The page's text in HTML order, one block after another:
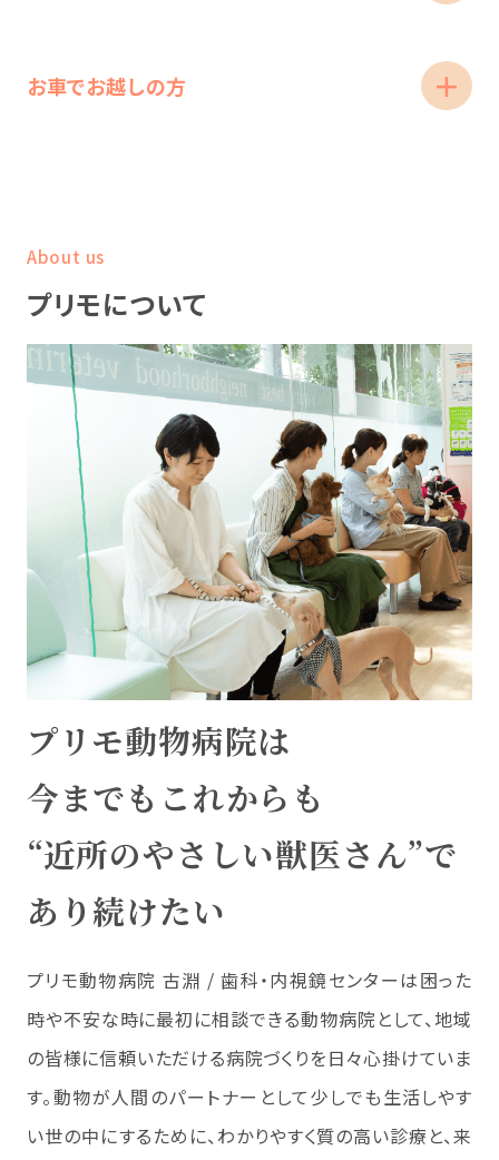
お車でお越しの方
About us
プリモについて
プリモ動物病院は
今までもこれからも
“近所のやさしい獣医さん”で
あり続けたい
プリモ動物病院 古淵 / 歯科・内視鏡センターは困った
時や不安な時に最初に相談できる動物病院として、地域
の皆様に信頼いただける病院づくりを日々心掛けていま
す。動物が人間のパートナーとして少しでも生活しやす
い世の中にするために、わかりやすく質の高い診療と、来